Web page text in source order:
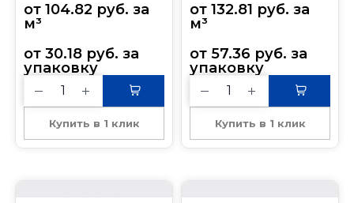
от 104.82 руб.
м³
от 30.18 руб.
упаковку
Купить в 1 клик
от 132.81 руб.
м³
от 57.36 руб.
упаковку
Купить в 1 клик